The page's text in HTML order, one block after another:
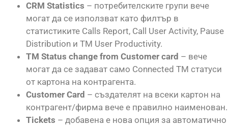
CRM Statistics – потребителските групи вече
могат да се използват като филтър в
статистиките Calls Report, Call User Activity, Pause
Distribution и TM User Productivity.
TM Status change from Customer card – вече
могат да се задават само Connected TM статуси
от картона на контрагента.
Customer Card – създателят на всеки картон на
контрагент/фирма вече е правилно наименован.
Tickets – добавена е нова опция за автоматично